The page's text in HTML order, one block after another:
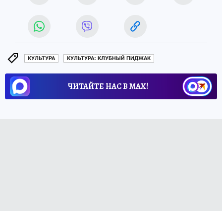
КУЛЬТУРА КУЛЬТУРА: КЛУБНЫЙ ПИДЖАК
ЧИТАЙТЕ НАС В МАХ!